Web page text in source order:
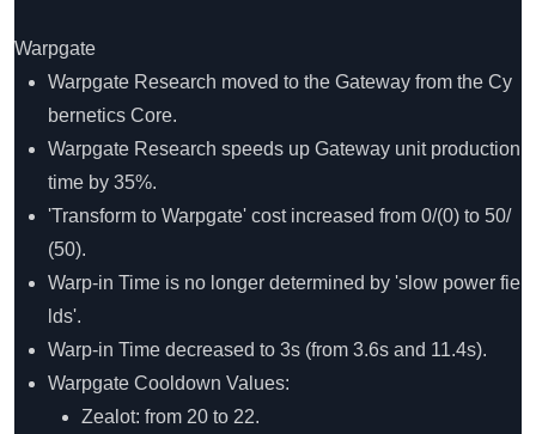
Warpgate
Warpgate Research moved to the Gateway from the Cy
bernetics Core.
Warpgate Research speeds up Gateway unit production
time by 35%.
'Transform to Warpgate' cost increased from 0/(0) to 50/
(50).
Warp-in Time is no longer determined by 'slow power fie
lds'.
Warp-in Time decreased to 3s (from 3.6s and 11.4s).
Warpgate Cooldown Values:
Zealot: from 20 to 22.